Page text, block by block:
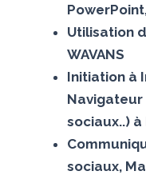
Utilisation
WAVANS
Initiation à
Navigateur
sociaux..) à
sociaux,